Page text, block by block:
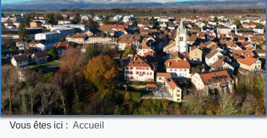
Vous êtes ici : Accueil